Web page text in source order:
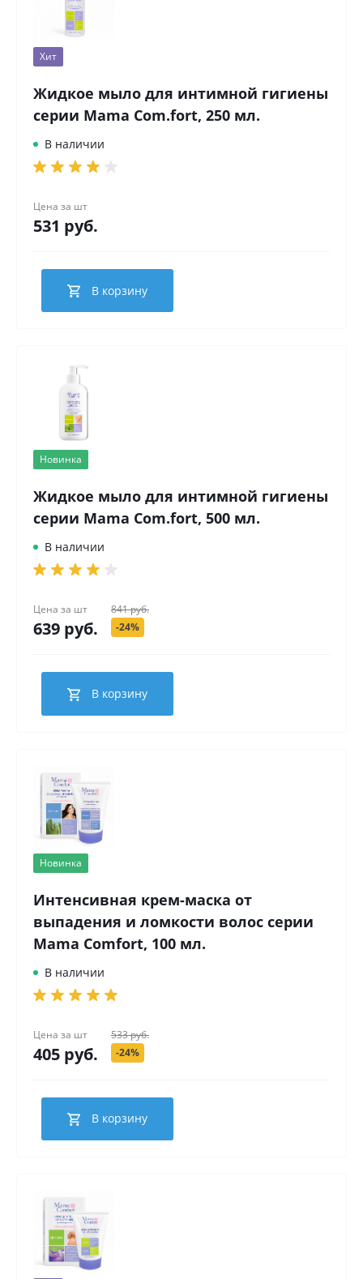
Хит
Жидкое мыло для интимной гигиены
серии Mama Com.fort, 250 мл.
В наличии
Цена за шт
531 руб.
В корзину
Новинка
Жидкое мыло для интимной гигиены
серии Mama Com.fort, 500 мл.
В наличии
Цена за шт
639 руб.
841 руб.
-24%
В корзину
Новинка
Интенсивная крем-маска от
выпадения и ломкости волос серии
Mama Comfort, 100 мл.
В наличии
Цена за шт
405 руб.
533 руб.
-24%
В корзину